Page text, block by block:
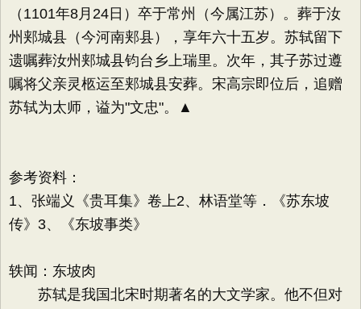
（1101年8月24日）卒于常州（今属江苏）。葬于汝
州郏城县（今河南郏县），享年六十五岁。苏轼留下
遗嘱葬汝州郏城县钧台乡上瑞里。次年，其子苏过遵
嘱将父亲灵柩运至郏城县安葬。宋高宗即位后，追赠
苏轼为太师，谥为"文忠"。▲
参考资料：
1、张端义《贵耳集》卷上2、林语堂等．《苏东坡
传》3、《东坡事类》
轶闻：东坡肉
苏轼是我国北宋时期著名的大文学家。他不但对